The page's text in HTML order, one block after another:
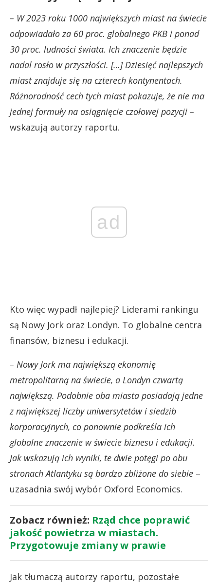
– W 2023 roku 1000 największych miast na świecie
odpowiadało za 60 proc. globalnego PKB i ponad
30 proc. ludności świata. Ich znaczenie będzie
nadal rosło w przyszłości. […] Dziesięć najlepszych
miast znajduje się na czterech kontynentach.
Różnorodność cech tych miast pokazuje, że nie ma
jednej formuły na osiągnięcie czołowej pozycji –
wskazują autorzy raportu.
ad
Kto więc wypadł najlepiej? Liderami rankingu
są Nowy Jork oraz Londyn. To globalne centra
finansów, biznesu i edukacji.
– Nowy Jork ma największą ekonomię
metropolitarną na świecie, a Londyn czwartą
największą. Podobnie oba miasta posiadają jedne
z największej liczby uniwersytetów i siedzib
korporacyjnych, co ponownie podkreśla ich
globalne znaczenie w świecie biznesu i edukacji.
Jak wskazują ich wyniki, te dwie potęgi po obu
stronach Atlantyku są bardzo zbliżone do siebie –
uzasadnia swój wybór Oxford Economics.
Zobacz również: Rząd chce poprawić
jakość powietrza w miastach.
Przygotowuje zmiany w prawie
Jak tłumaczą autorzy raportu, pozostałe